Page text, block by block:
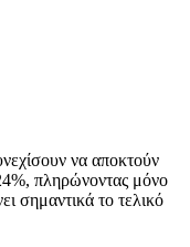
να αποκτούν
πληρώνοντας μόνο
σημαντικά το τελικό